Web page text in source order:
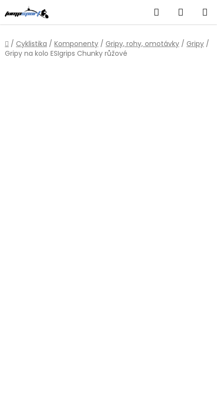
na
obsah
Hledat
KOŠÍK
Domů
/ Cyklistika / Komponenty / Gripy, rohy, omotávky / Gripy /
Gripy na kolo ESIgrips Chunky růžové